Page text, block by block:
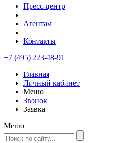
Пресс-центр
Агентам
Контакты
+7 (495) 223-48-91
Главная
Личный кабинет
Меню
Звонок
Заявка
Меню